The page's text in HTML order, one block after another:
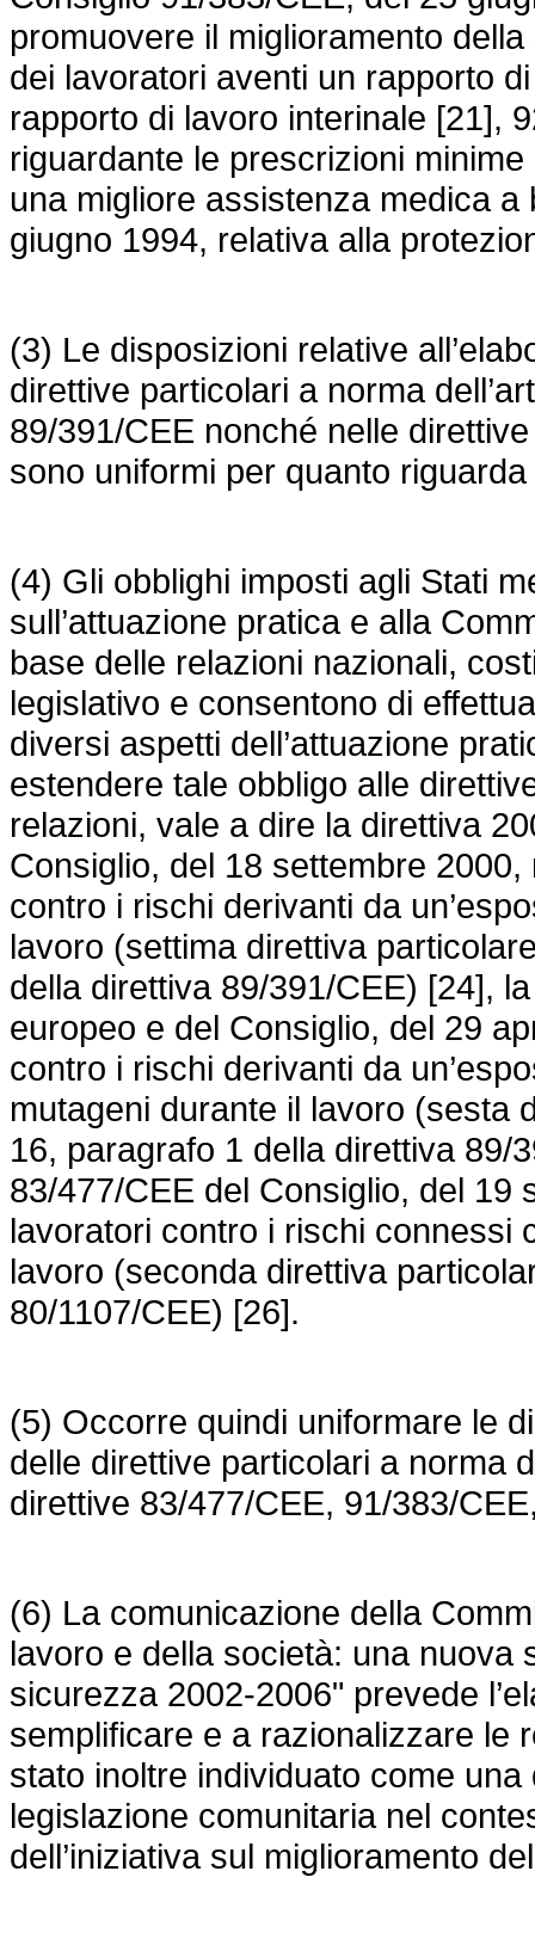
promuovere il miglioramento
dei lavoratori aventi un rapporto
rapporto di lavoro interinale [21],
riguardante le prescrizioni
una migliore assistenza medica
giugno 1994, relativa alla
(3) Le disposizioni relative
direttive particolari a norma
89/391/CEE nonché nelle
sono uniformi per quanto
(4) Gli obblighi imposti agli Stati
sull’attuazione pratica e alla
base delle relazioni nazionali,
legislativo e consentono di
diversi aspetti dell’attuazione
estendere tale obbligo alle
relazioni, vale a dire la direttiva
Consiglio, del 18 settembre
contro i rischi derivanti da
lavoro (settima direttiva
della direttiva 89/391/CEE) [24],
europeo e del Consiglio, del 29
contro i rischi derivanti da
mutageni durante il lavoro (sesta
16, paragrafo 1 della direttiva 89/
83/477/CEE del Consiglio, del 19
lavoratori contro i rischi connessi
lavoro (seconda direttiva
80/1107/CEE) [26].
(5) Occorre quindi uniformare le
delle direttive particolari a norma
direttive 83/477/CEE, 91/383/
(6) La comunicazione della
lavoro e della società: una nuova
sicurezza 2002-2006" prevede
semplificare e a razionalizzare le
stato inoltre individuato come
legislazione comunitaria nel
dell’iniziativa sul miglioramento